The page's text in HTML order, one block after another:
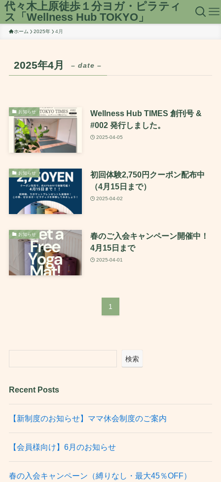
代々木上原徒歩１分ヨガ・ピラティ
ス「Wellness Hub TOKYO」
ホーム 2025年 4月
2025年4月 – date –
お知らせ
Wellness Hub TIMES 創刊号 &
#002 発行しました。
2025-04-05
お知らせ
初回体験2,750円クーポン配布中
（4月15日まで）
2025-04-02
お知らせ
春のご入会キャンペーン開催中！
4月15日まで
2025-04-01
1
検索
Recent Posts
【新制度のお知らせ】ママ休会制度のご案内
【会員様向け】6月のお知らせ
春の入会キャンペーン（縛りなし・最大45％OFF）